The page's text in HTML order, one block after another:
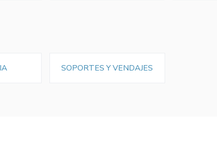
SOPORTES Y VENDAJES